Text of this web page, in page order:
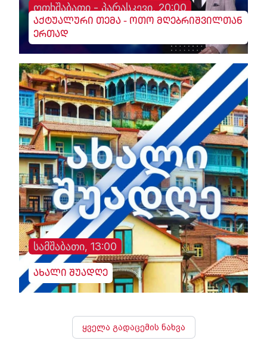
ოთხშაბათი - პარასკევი, 20:00
აქტუალური თემა - ოთო მღებრიშვილთან
ერთად
სამშაბათი, 13:00
ახალი შუადღე
ყველა გადაცემის ნახვა